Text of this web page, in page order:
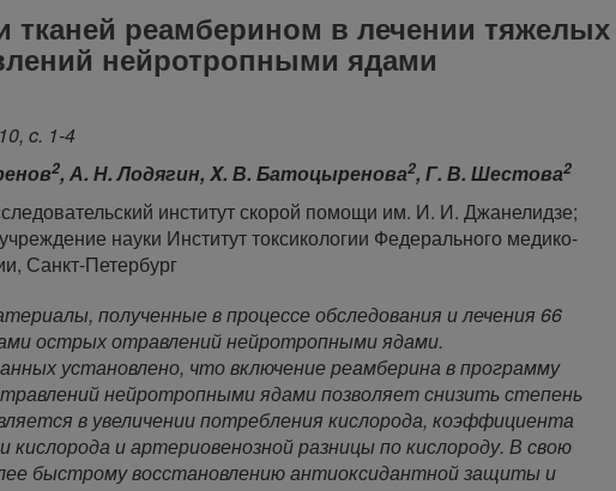
тканей реамберином в лечении тяжелых
нейротропными ядами
c. 1-4
2, А. Н. Лодягин, X. В. Батоцыренова2, Г. В. Шестова2
институт скорой помощи им. И. И. Джанелидзе;
науки Институт токсикологии Федерального медико-
Санкт-Петербург
полученные в процессе обследования и лечения 66
острых отравлений нейротропными ядами.
установлено, что включение реамберина в программу
нейротропными ядами позволяет снизить степень
в увеличении потребления кислорода, коэффициента
кислорода и артериовенозной разницы по кислороду. В свою
быстрому восстановлению антиоксидантной защиты и